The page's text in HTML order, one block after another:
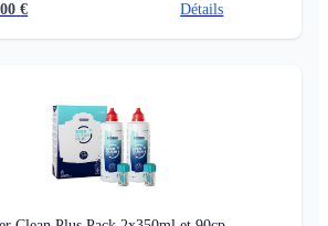
€ Détails